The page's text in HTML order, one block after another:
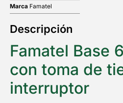
Marca Famatel
Descripción
Famatel Base
con toma de
interruptor